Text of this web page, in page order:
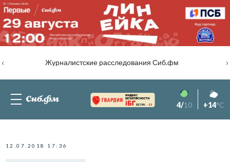
Журналистские расследования Сиб.фм
‹ ›
82.76% -1.2 4/10 +14°C
12.07.2018 17:36